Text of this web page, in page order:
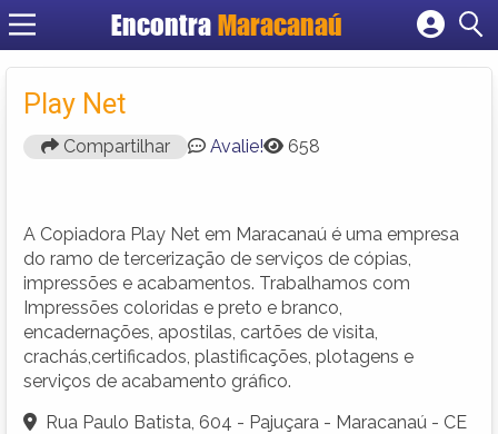
Encontra Maracanaú
Cadastrar empresa
Play Net
Compartilhar Avalie! 658
A Copiadora Play Net em Maracanaú é uma empresa
do ramo de tercerização de serviços de cópias,
impressões e acabamentos. Trabalhamos com
Impressões coloridas e preto e branco,
encadernações, apostilas, cartões de visita,
crachás,certificados, plastificações, plotagens e
serviços de acabamento gráfico.
Rua Paulo Batista, 604 - Pajuçara - Maracanaú - CE